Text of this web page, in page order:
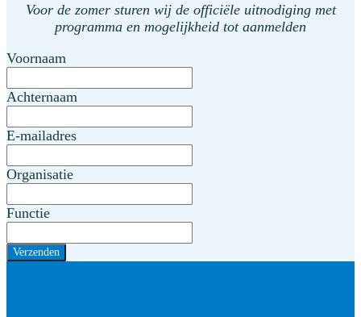
Voor de zomer sturen wij de officiële uitnodiging met
programma en mogelijkheid tot aanmelden
Voornaam
Achternaam
E-mailadres
Organisatie
Functie
Verzenden